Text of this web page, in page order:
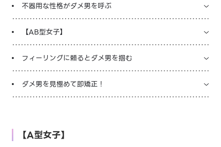
不器用な性格がダメ男を呼ぶ
【AB型女子】
フィーリングに頼るとダメ男を掴む
ダメ男を見極めて即矯正！
【A型女子】